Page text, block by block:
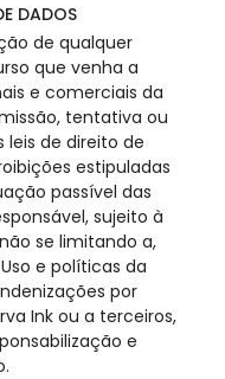
DADOS
de qualquer
que venha a
e comerciais da
tentativa ou
leis de direito de
estipuladas
passível das
sujeito à
se limitando a,
e políticas da
por
Ink ou a terceiros,
e